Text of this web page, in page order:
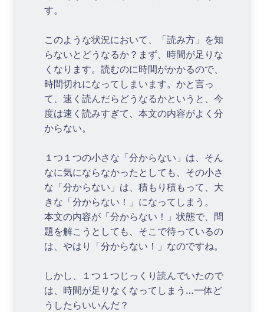
す。
このような状況において、「読み方」を知
らないとどうなるか？まず、時間が足りな
くなります。読むのに時間がかかるので、
時間切れになってしまいます。かと言っ
て、速く読んだらどうなるかというと、今
度は速く読みすぎて、本文の内容がよく分
からない。
１つ１つの小さな「分からない」は、そん
なに気にならなかったとしても、その小さ
な「分からない」は、積もり積もって、大
きな「分からない！」になってしまう。
本文の内容が「分からない！」状態で、問
題を解こうとしても、そこで待っているの
は、やはり「分からない！」なのですね。
しかし、１つ１つじっくり読んでいたので
は、時間が足りなくなってしまう…一体ど
うしたらいいんだ？